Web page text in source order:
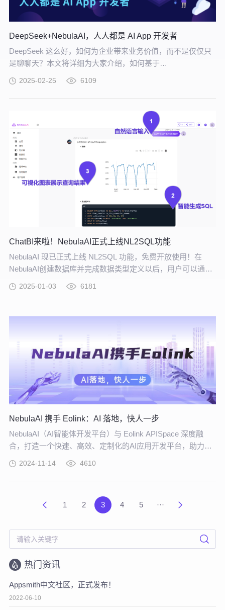
DeepSeek+NebulaAI，人人都是 AI App 开发者
DeepSeek 这么好，如何为企业带来业务价值，而不是仅仅只
是聊聊天？本文将详细为大家介绍，如何基于
模型能力切入实际业务场景的具体、可行的解决方案。
2025-02-25 6109
ChatBI来啦！NebulaAI正式上线NL2SQL功能
NebulaAI 现已正式上线 NL2SQL 功能，免费开放使用！在
NebulaAI创建数据库并完成数据类型定义以后，用户可以通过
查询，并呈现图形化数据结果。
2025-01-03 6181
NebulaAI 携手 Eolink：AI 落地，快人一步
NebulaAI（AI智能体开发平台）与 Eolink APISpace 深度融
合，打造一个快速、高效、定制化的AI应用开发平台，助力企
2024-11-14 4610
1 2 3 4 5 ···
热门资讯
Appsmith中文社区，正式发布！
2022-06-10